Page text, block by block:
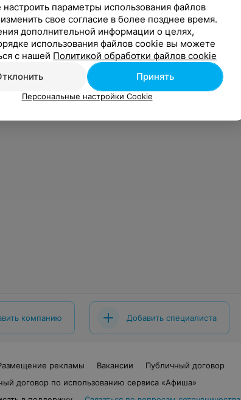
компанию Добавить специалиста
рекламы Вакансии
Публичный договор
договор по использованию сервиса «Афиша»
параметры использования файлов
свое согласие в более позднее время.
дополнительной информации о целях,
использования файлов cookie вы можете
с нашей Политикой обработки файлов cookie
Принять
Персональные настройки Cookie